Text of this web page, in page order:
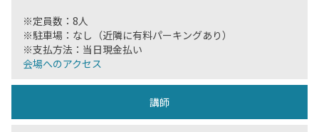
※定員数：8人
※駐車場：なし（近隣に有料パーキングあり）
※支払方法：当日現金払い
会場へのアクセス
講師